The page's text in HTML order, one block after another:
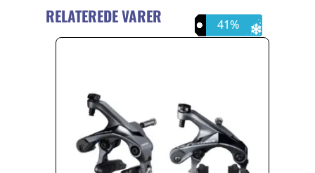
RELATEREDE VARER 58%
23%
41%